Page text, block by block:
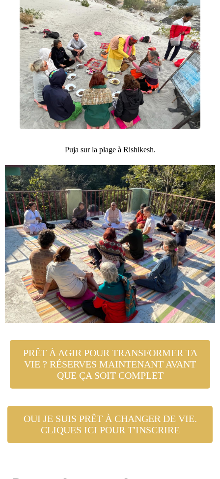
Puja sur la plage à Rishikesh.
PRÊT À AGIR POUR TRANSFORMER TA
VIE ? RÉSERVES MAINTENANT AVANT
QUE ÇA SOIT COMPLET
OUI JE SUIS PRÊT À CHANGER DE VIE.
CLIQUES ICI POUR T'INSCRIRE